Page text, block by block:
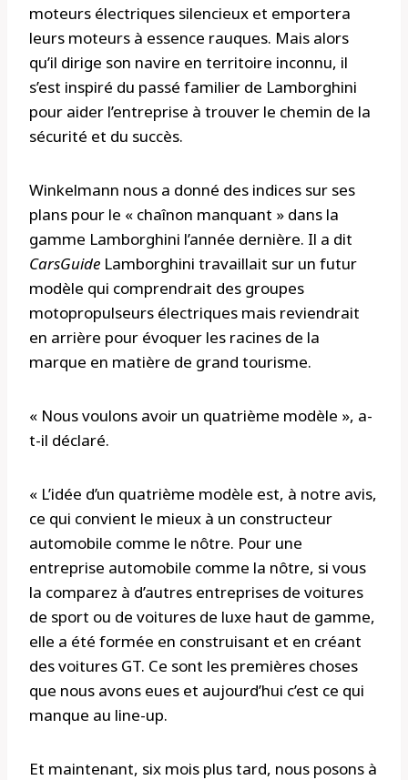
moteurs électriques silencieux et emportera
leurs moteurs à essence rauques. Mais alors
qu’il dirige son navire en territoire inconnu, il
s’est inspiré du passé familier de Lamborghini
pour aider l’entreprise à trouver le chemin de la
sécurité et du succès.
Winkelmann nous a donné des indices sur ses
plans pour le « chaînon manquant » dans la
gamme Lamborghini l’année dernière. Il a dit
CarsGuide Lamborghini travaillait sur un futur
modèle qui comprendrait des groupes
motopropulseurs électriques mais reviendrait
en arrière pour évoquer les racines de la
marque en matière de grand tourisme.
« Nous voulons avoir un quatrième modèle », a-
t-il déclaré.
« L’idée d’un quatrième modèle est, à notre avis,
ce qui convient le mieux à un constructeur
automobile comme le nôtre. Pour une
entreprise automobile comme la nôtre, si vous
la comparez à d’autres entreprises de voitures
de sport ou de voitures de luxe haut de gamme,
elle a été formée en construisant et en créant
des voitures GT. Ce sont les premières choses
que nous avons eues et aujourd’hui c’est ce qui
manque au line-up.
Et maintenant, six mois plus tard, nous posons à